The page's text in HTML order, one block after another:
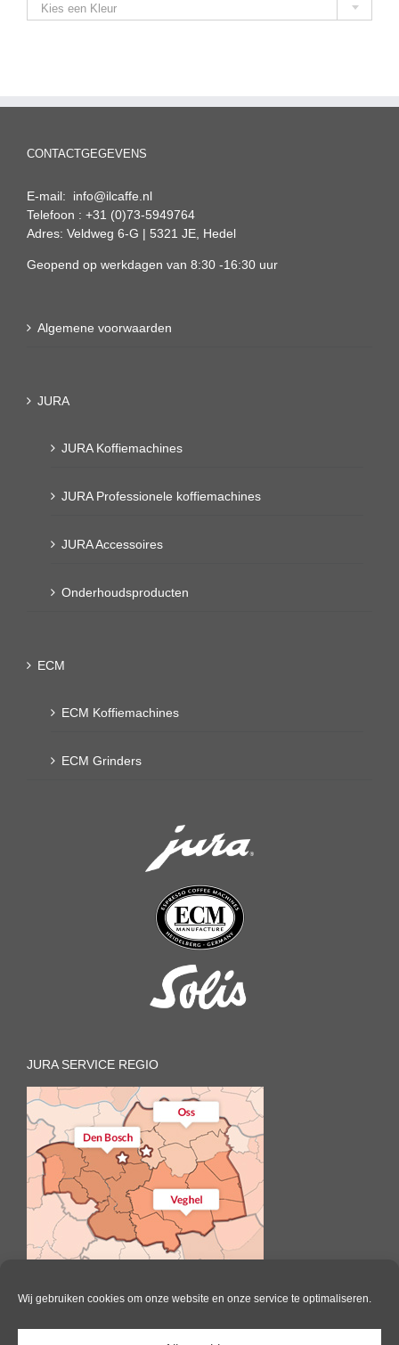
Wij gebruiken cookies om onze website en onze service te optimaliseren.
Kies een Kleur
CONTACTGEGEVENS
E-mail: info@ilcaffe.nl
Telefoon : +31 (0)73-5949764
Adres: Veldweg 6-G | 5321 JE, Hedel
Geopend op werkdagen van 8:30 -16:30 uur
Algemene voorwaarden
JURA
JURA Koffiemachines
JURA Professionele koffiemachines
JURA Accessoires
Onderhoudsproducten
ECM
ECM Koffiemachines
ECM Grinders
JURA SERVICE REGIO